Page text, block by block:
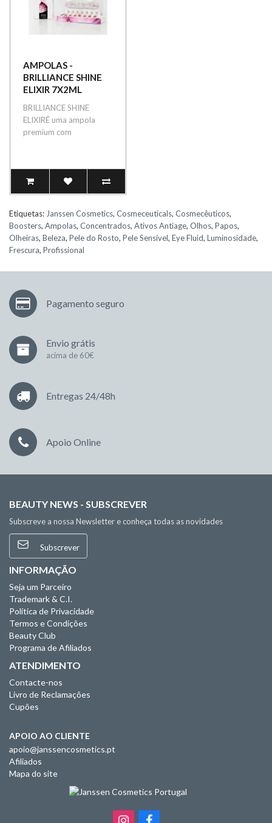
AMPOLAS -
BRILLIANCE SHINE
ELIXIR 7X2ML
BRILLIANCE SHINE
ELIXIRÉ uma ampola
premium com
desenvol..
Etiquetas: Janssen Cosmetics, Cosmeceuticals, Cosmecêuticos,
Boosters, Ampolas, Concentrados, Ativos Antiage, Olhos, Papos,
Olheiras, Beleza, Pele do Rosto, Pele Sensível, Eye Fluid, Luminosidade,
Frescura, Profissional
Pagamento seguro
Envio grátis
acima de 60€
Entregas 24/48h
Apoio Online
BEAUTY NEWS - SUBSCREVER
Subscreve a nossa Newsletter e conheça todas as novidades
Subscrever
INFORMAÇÃO
Seja um Parceiro
Trademark & C.I.
Política de Privacidade
Termos e Condições
Beauty Club
Programa de Afiliados
ATENDIMENTO
Contacte-nos
Livro de Reclamações
Cupões
APOIO AO CLIENTE
apoio@janssencosmetics.pt
Afiliados
Mapa do site